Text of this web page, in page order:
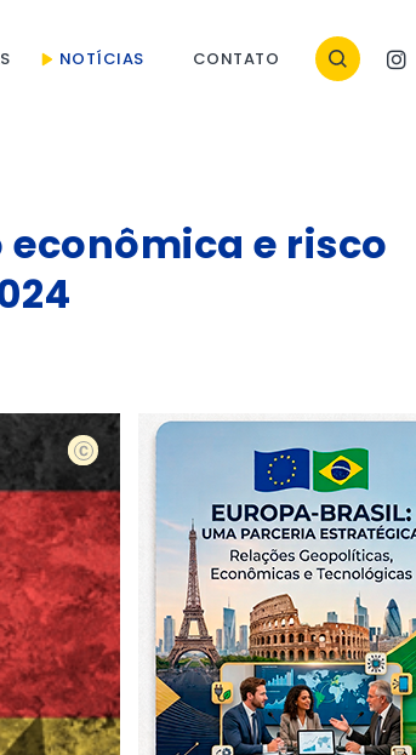
NOTÍCIAS CONTATO
e risco
Shutterstock